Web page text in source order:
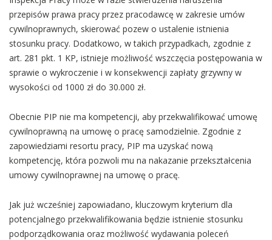
przepisów prawa pracy przez pracodawcę w zakresie umów
cywilnoprawnych, skierować pozew o ustalenie istnienia
stosunku pracy. Dodatkowo, w takich przypadkach, zgodnie z
art. 281 pkt. 1 KP, istnieje możliwość wszczęcia postępowania w
sprawie o wykroczenie i w konsekwencji zapłaty grzywny w
wysokości od 1000 zł do 30.000 zł.
Obecnie PIP nie ma kompetencji, aby przekwalifikować umowę
cywilnoprawną na umowę o pracę samodzielnie. Zgodnie z
zapowiedziami resortu pracy, PIP ma uzyskać nową
kompetencję, która pozwoli mu na nakazanie przekształcenia
umowy cywilnoprawnej na umowę o pracę.
Jak już wcześniej zapowiadano, kluczowym kryterium dla
potencjalnego przekwalifikowania będzie istnienie stosunku
podporządkowania oraz możliwość wydawania poleceń